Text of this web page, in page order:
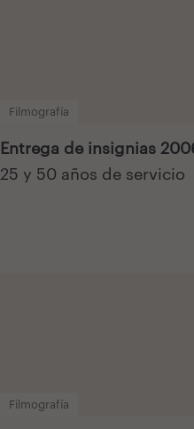
Filmografía
Entrega de insignias
25 y 50 años de servicio
Filmografía